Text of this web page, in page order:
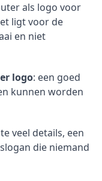
als logo voor
ligt voor de
en niet
logo: een goed
kunnen worden
veel details, een
die niemand